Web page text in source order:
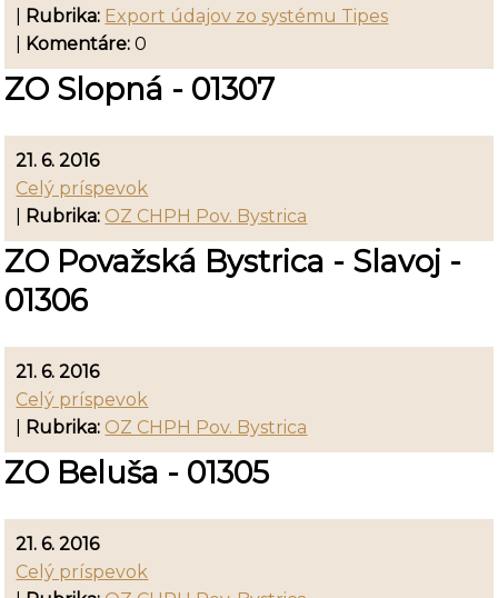
Rubrika: Export údajov zo systému Tipes
Komentáre: 0
ZO Slopná - 01307
21. 6. 2016
Celý príspevok
Rubrika: OZ CHPH Pov. Bystrica
ZO Považská Bystrica - Slavoj -
01306
21. 6. 2016
Celý príspevok
Rubrika: OZ CHPH Pov. Bystrica
ZO Beluša - 01305
21. 6. 2016
Celý príspevok